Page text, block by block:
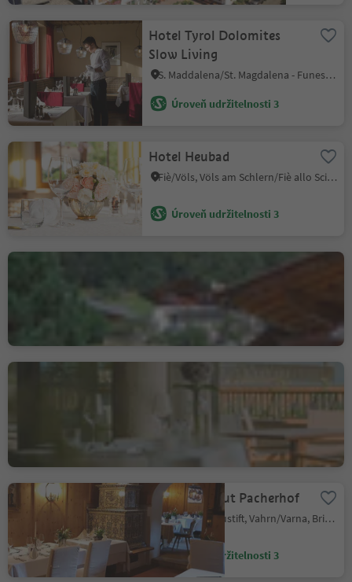
Hotel Tyrol Dolomites
Slow Living
S. Maddalena/St. Magdalena - Funes/Villnöss, Villnöss/Funes, Dolomites Region Lüsen Villnöss
Úroveň udržitelnosti 3
Hotel Heubad
Fiè/Völs, Völs am Schlern/Fiè allo Sciliar, Dolomites Region Seiser Alm
Úroveň udržitelnosti 3
Úroveň udržitelnosti 3
Restaurant Café
Úroveň udržitelnosti 3
Hotel Weingut Pacherhof
Novacella/Neustift, Vahrn/Varna, Brixen/Bressanone and environs
Úroveň udržitelnosti 3